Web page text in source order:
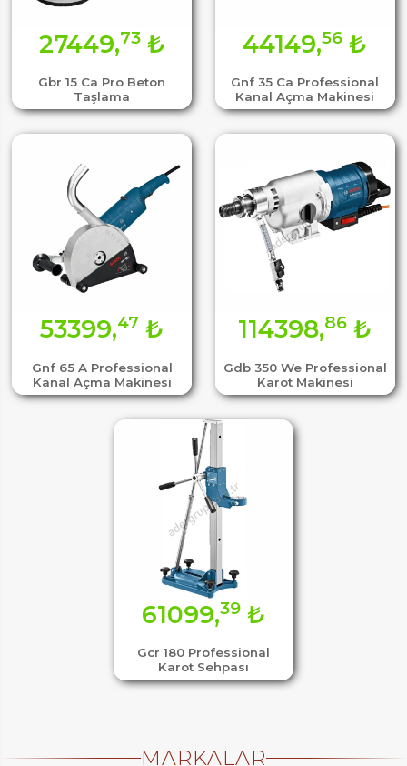
Gbr 15 Ca Pro Beton
Taşlama
27449,73₺
Gnf 35 Ca Professional
Kanal Açma Makinesi
44149,56 ₺
Gnf 65 A Professional
Kanal Açma Makinesi
53399,47 ₺
Gdb 350 We Professional
Karot Makinesi
114398,86 ₺
Gcr 180 Professional
Karot Sehpası
61099,39₺
MARKALAR